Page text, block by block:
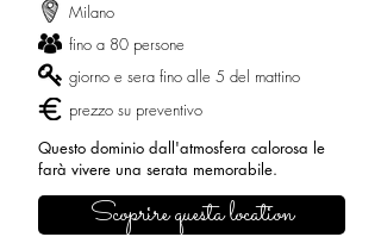
Milano
fino a 80 persone
giorno e sera fino alle 5 del mattino
prezzo su preventivo
Questo dominio dall'atmosfera calorosa le
farà vivere una serata memorabile.
Scoprire questa location